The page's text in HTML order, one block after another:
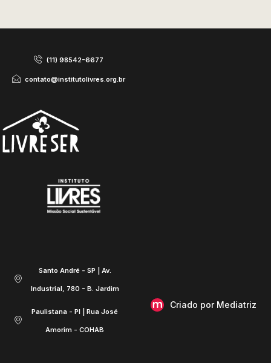
(11) 98542-6677
contato@institutolivres.org.br
Santo André - SP | Av.
Industrial, 780 - B. Jardim
Paulistana - PI | Rua José
Amorim - COHAB
Criado por Mediatriz